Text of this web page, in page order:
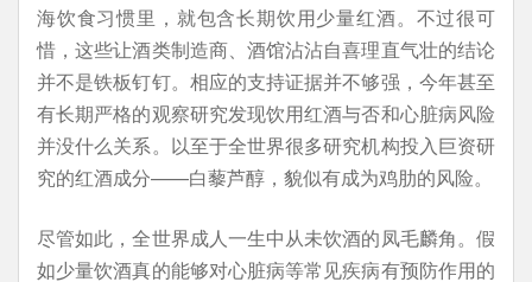
海饮食习惯里，就包含长期饮用少量红酒。不过很可
惜，这些让酒类制造商、酒馆沾沾自喜理直气壮的结论
并不是铁板钉钉。相应的支持证据并不够强，今年甚至
有长期严格的观察研究发现饮用红酒与否和心脏病风险
并没什么关系。以至于全世界很多研究机构投入巨资研
究的红酒成分——白藜芦醇，貌似有成为鸡肋的风险。
尽管如此，全世界成人一生中从未饮酒的凤毛麟角。假
如少量饮酒真的能够对心脏病等常见疾病有预防作用的